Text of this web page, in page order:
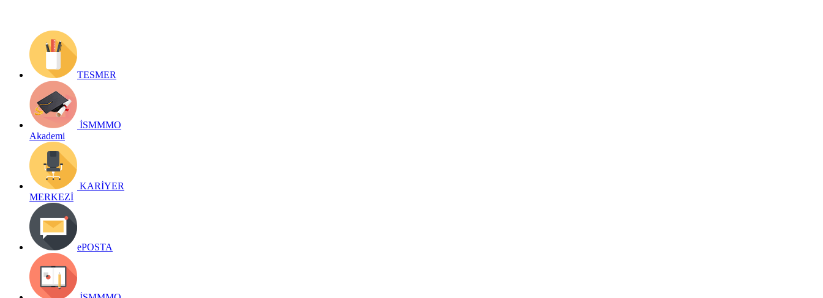
TESMER
İSMMMO
Akademi
KARİYER
MERKEZİ
ePOSTA